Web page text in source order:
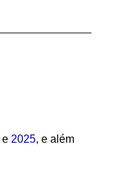
e 2025, e além